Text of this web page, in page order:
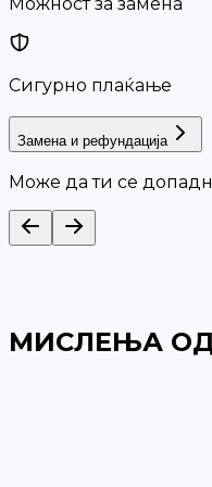
Сигурно плаќање
Замена и рефундација
Може да ти се
МИСЛЕЊА